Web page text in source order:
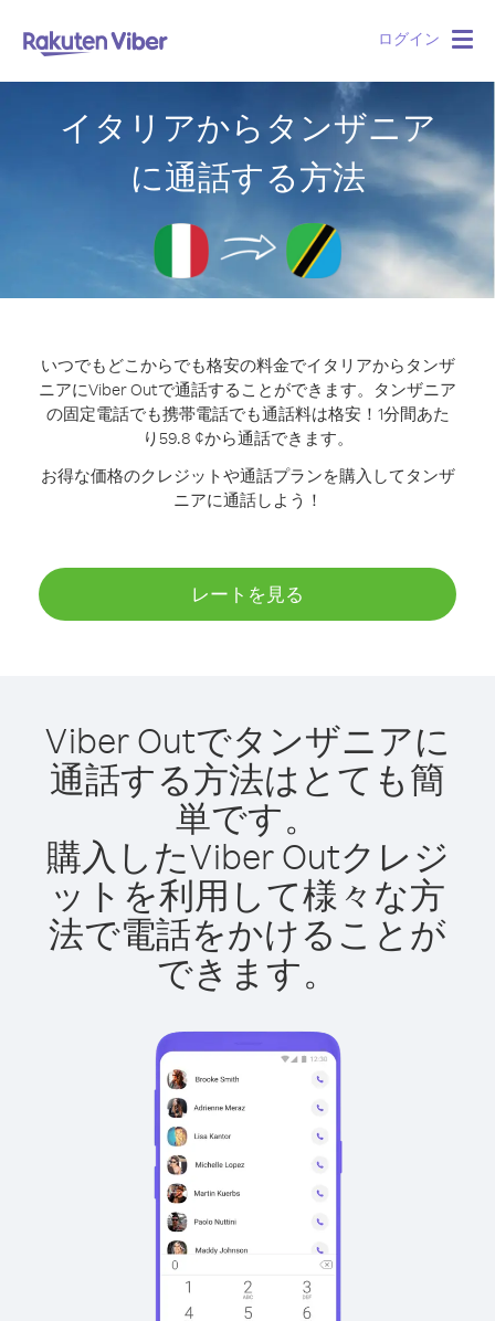
ログイン
イタリアからタンザニア
に通話する方法
いつでもどこからでも格安の料金でイタリアからタンザ
ニアにViber Outで通話することができます。
タンザニア
の固定電話でも携帯電話でも通話料は格安！1分間あた
り59.8 ¢から通話できます。
お得な価格のクレジットや通話プランを購入してタンザ
ニアに通話しよう！
レートを見る
Viber Outでタンザニアに
通話する方法はとても簡
単です。
購入したViber Outクレジ
ットを利用して様々な方
法で電話をかけることが
できます。